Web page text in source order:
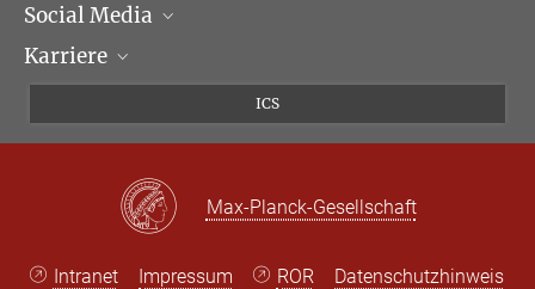
Öffnungszeiten & Anfahrt
Ansprechpartner*innen
Social Media
LinkedIn
Karriere
ICS
Max-Planck-Gesellschaft
Intranet Impressum ROR Datenschutzhinweis